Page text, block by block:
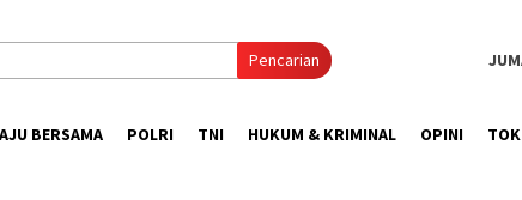
Pencarian
BERSAMA POLRI TNI HUKUM & KRIMINAL OPINI